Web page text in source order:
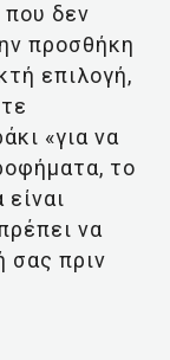
που δεν
προσθήκη
επιλογή,
«για να
το
να
σας πριν